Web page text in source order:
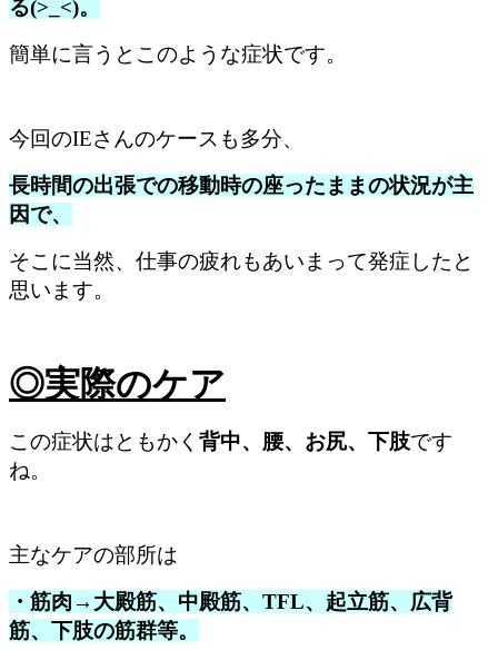
る(>_<)。
簡単に言うとこのような症状です。
今回のIEさんのケースも多分、
長時間の出張での移動時の座ったままの状況が主
因で、
そこに当然、仕事の疲れもあいまって発症したと
思います。
◎実際のケア
この症状はともかく 背中、腰、お尻、下肢です
ね。
主なケアの部所は
・筋肉→大殿筋、中殿筋、TFL、 起立筋、広背
筋、下肢の筋群等。